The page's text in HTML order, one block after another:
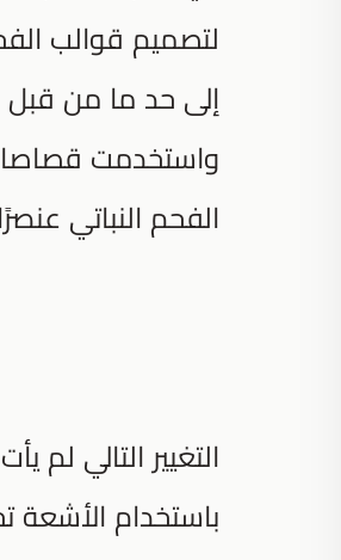
لتصميم قوالب
واستخدمت
الفحم النباتي
التغيير التالي
باستخدام